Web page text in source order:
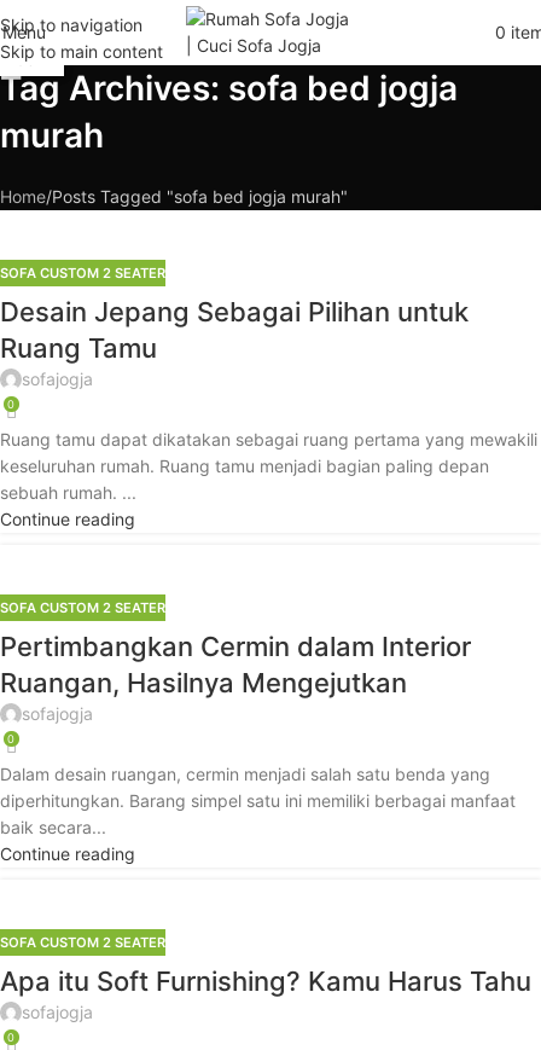
Skip to navigation
Skip to main content
Menu 0
Tag Archives: sofa bed jogja
murah
Home Posts Tagged "sofa bed jogja murah"
09
FEB
SOFA CUSTOM 2 SEATER
Desain Jepang Sebagai Pilihan untuk
Ruang Tamu
sofajogja
0
Ruang tamu dapat dikatakan sebagai ruang pertama yang mewakili
keseluruhan rumah. Ruang tamu menjadi bagian paling depan
sebuah rumah. ...
Continue reading
05
FEB
SOFA CUSTOM 2 SEATER
Pertimbangkan Cermin dalam Interior
Ruangan, Hasilnya Mengejutkan
sofajogja
0
Dalam desain ruangan, cermin menjadi salah satu benda yang
diperhitungkan. Barang simpel satu ini memiliki berbagai manfaat
baik secara...
Continue reading
21
JAN
SOFA CUSTOM 2 SEATER
Apa itu Soft Furnishing? Kamu Harus Tahu
sofajogja
0
23
JUL
26
JUN
23
JUN